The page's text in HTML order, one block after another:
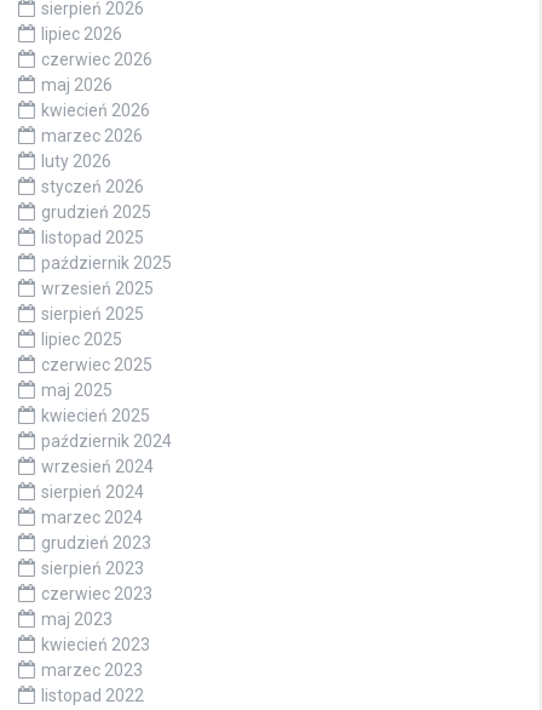
sierpień 2026
lipiec 2026
czerwiec 2026
maj 2026
kwiecień 2026
marzec 2026
luty 2026
styczeń 2026
grudzień 2025
listopad 2025
październik 2025
wrzesień 2025
sierpień 2025
lipiec 2025
czerwiec 2025
maj 2025
kwiecień 2025
październik 2024
wrzesień 2024
sierpień 2024
marzec 2024
grudzień 2023
sierpień 2023
czerwiec 2023
maj 2023
kwiecień 2023
marzec 2023
listopad 2022